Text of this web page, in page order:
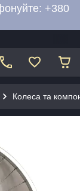
+380
Колеса та